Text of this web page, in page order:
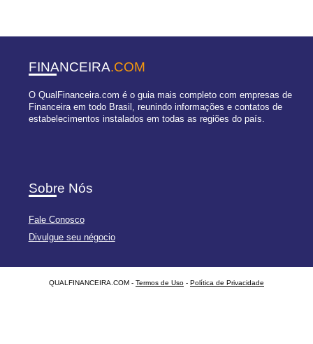
FINANCEIRA.COM
O QualFinanceira.com é o guia mais completo com empresas de
Financeira em todo Brasil, reunindo informações e contatos de
estabelecimentos instalados em todas as regiões do país.
Sobre Nós
Fale Conosco
Divulgue seu négocio
QUALFINANCEIRA.COM - Termos de Uso - Política de Privacidade